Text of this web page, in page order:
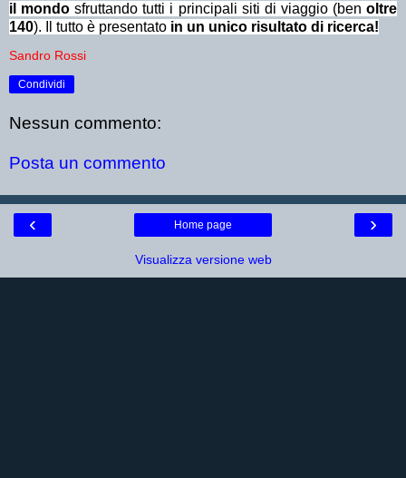
il mondo sfruttando tutti i principali siti di viaggio (benoltre
140). Il tutto è presentato in un unico risultato di ricerca!
Sandro Rossi
Condividi
Nessun commento:
Posta un commento
‹ ›
Home page
Visualizza versione web